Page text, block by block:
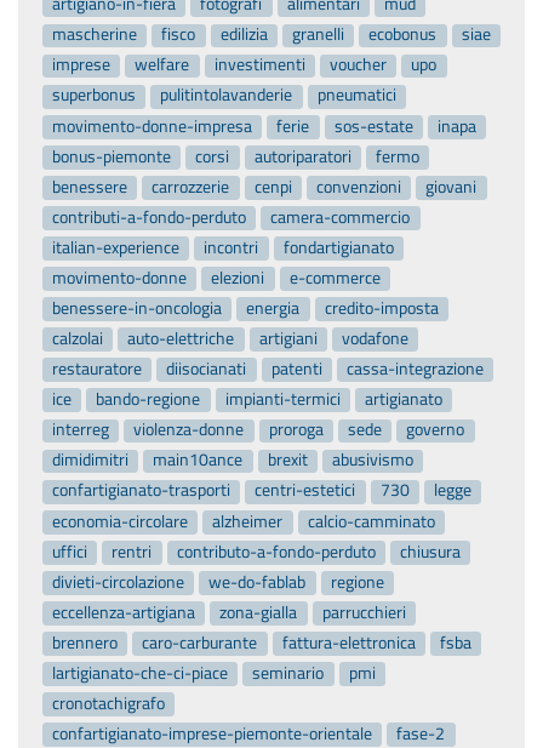
mascherine
fisco edilizia granelli ecobonus
siae
imprese
welfare investimenti voucher
upo
superbonus
pulitintolavanderie
pneumatici
movimento-donne-impresa
ferie sos-estate
inapa
bonus-piemonte
corsi autoriparatori
fermo
benessere
carrozzerie cenpi convenzioni
giovani
contributi-a-fondo-perduto
camera-commercio
italian-experience
incontri
fondartigianato
movimento-donne
elezioni
e-commerce
benessere-in-oncologia
energia
credito-imposta
calzolai
auto-elettriche artigiani
vodafone
restauratore
diisocianati patenti
cassa-integrazione
ice
bando-regione impianti-termici
artigianato
interreg
violenza-donne proroga sede
governo
dimidimitri
main10ance brexit
abusivismo
confartigianato-trasporti
centri-estetici 730
legge
economia-circolare
alzheimer
calcio-camminato
uffici
rentri contributo-a-fondo-perduto
chiusura
divieti-circolazione
we-do-fablab
regione
eccellenza-artigiana
zona-gialla
parrucchieri
brennero
caro-carburante fattura-elettronica
fsba
lartigianato-che-ci-piace
seminario
pmi
cronotachigrafo
confartigianato-imprese-piemonte-orientale
fase-2